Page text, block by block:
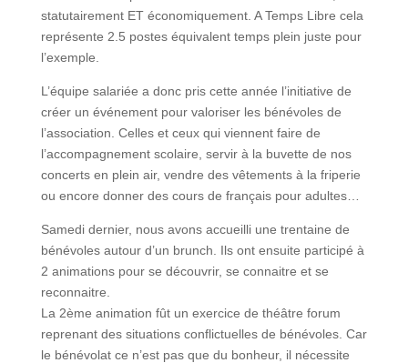
statutairement ET économiquement. A Temps Libre cela
représente 2.5 postes équivalent temps plein juste pour
l’exemple.
L’équipe salariée a donc pris cette année l’initiative de
créer un événement pour valoriser les bénévoles de
l’association. Celles et ceux qui viennent faire de
l’accompagnement scolaire, servir à la buvette de nos
concerts en plein air, vendre des vêtements à la friperie
ou encore donner des cours de français pour adultes…
Samedi dernier, nous avons accueilli une trentaine de
bénévoles autour d’un brunch. Ils ont ensuite participé à
2 animations pour se découvrir, se connaitre et se
reconnaitre.
La 2ème animation fût un exercice de théâtre forum
reprenant des situations conflictuelles de bénévoles. Car
le bénévolat ce n’est pas que du bonheur, il nécessite